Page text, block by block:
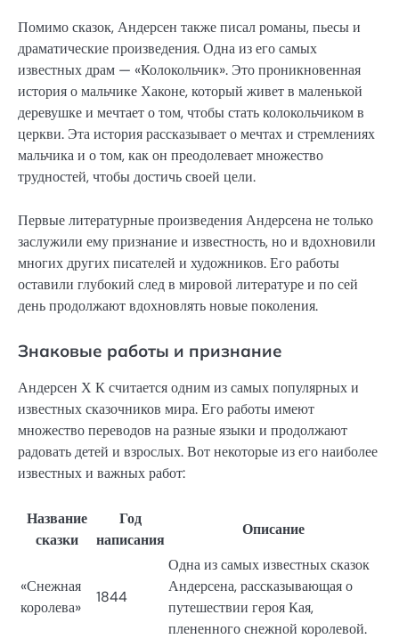
Помимо сказок, Андерсен также писал романы, пьесы и
драматические произведения. Одна из его самых
известных драм — «Колокольчик». Это проникновенная
история о мальчике Хаконе, который живет в маленькой
деревушке и мечтает о том, чтобы стать колокольчиком в
церкви. Эта история рассказывает о мечтах и стремлениях
мальчика и о том, как он преодолевает множество
трудностей, чтобы достичь своей цели.
Первые литературные произведения Андерсена не только
заслужили ему признание и известность, но и вдохновили
многих других писателей и художников. Его работы
оставили глубокий след в мировой литературе и по сей
день продолжают вдохновлять новые поколения.
Знаковые работы и признание
Андерсен Х К считается одним из самых популярных и
известных сказочников мира. Его работы имеют
множество переводов на разные языки и продолжают
радовать детей и взрослых. Вот некоторые из его наиболее
известных и важных работ:
Название
сказки
Год
написания
Описание
«Снежная
королева»
1844
Одна из самых известных сказок
Андерсена, рассказывающая о
путешествии героя Кая,
плененного снежной королевой.